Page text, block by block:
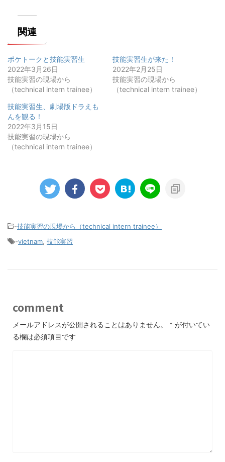
関連
ポケトークと技能実習生
2022年3月26日
技能実習の現場から
（technical intern trainee）
技能実習生が来た！
2022年2月25日
技能実習の現場から
（technical intern trainee）
技能実習生、劇場版ドラえも
んを観る！
2022年3月15日
技能実習の現場から
（technical intern trainee）
-技能実習の現場から（technical intern trainee）
-vietnam 技能実習
comment
メールアドレスが公開されることはありません。 * が付いてい
る欄は必須項目です